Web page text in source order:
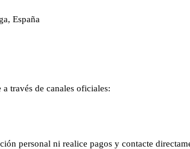
España
través de canales oficiales:
personal ni realice pagos y contacte